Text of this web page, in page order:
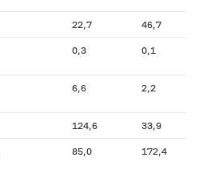
22,7 46,7
0,3 0,1
6,6 2,2
124,6 33,9
85,0 172,4